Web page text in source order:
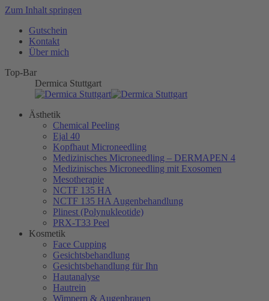
Zum Inhalt springen
Gutschein
Kontakt
Über mich
Top-Bar
Dermica Stuttgart
Ästhetik
Chemical Peeling
Ejal 40
Kopfhaut Microneedling
Medizinisches Microneedling – DERMAPEN 4
Medizinisches Microneedling mit Exosomen
Mesotherapie
NCTF 135 HA
NCTF 135 HA Augenbehandlung
Plinest (Polynukleotide)
PRX-T33 Peel
Kosmetik
Face Cupping
Gesichtsbehandlung
Gesichtsbehandlung für Ihn
Hautanalyse
Hautrein
Wimpern & Augenbrauen